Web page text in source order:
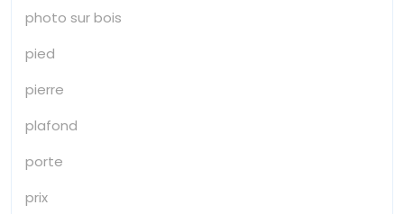
photo sur bois
pied
pierre
plafond
porte
prix